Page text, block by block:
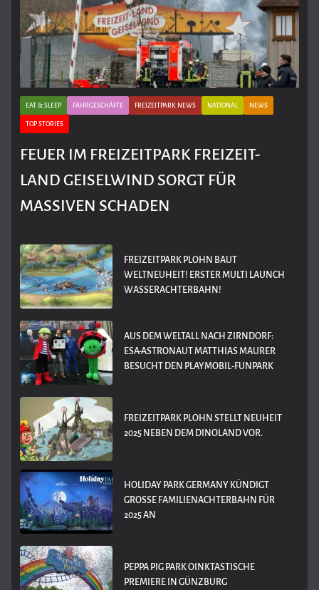
EAT & SLEEP FAHRGESCHÄFTE FREIZEITPARK NEWS NATIONAL NEWS
TOP STORIES
FEUER IM FREIZEITPARK FREIZEIT-
LAND GEISELWIND SORGT FÜR
MASSIVEN SCHADEN
FREIZEITPARK PLOHN BAUT
WELTNEUHEIT! ERSTER MULTI LAUNCH
WASSERACHTERBAHN!
AUS DEM WELTALL NACH ZIRNDORF:
ESA-ASTRONAUT MATTHIAS MAURER
BESUCHT DEN PLAYMOBIL-FUNPARK
FREIZEITPARK PLOHN STELLT NEUHEIT
2025 NEBEN DEM DINOLAND VOR.
HOLIDAY PARK GERMANY KÜNDIGT
GROSSE FAMILIENACHTERBAHN FÜR 2
025 AN
PEPPA PIG PARK OINKTASTISCHE
PREMIERE IN GÜNZBURG